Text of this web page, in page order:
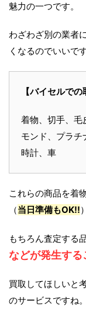
魅力の一つです。
わざわざ別の業者
くなるのでいいです
【バイセルでの
着物、切手、毛
モンド、プラチ
時計、車
これらの商品を着
（当日準備もOK!!）
もちろん査定する
などが発生す
買取してほしいと
のサービスですね。